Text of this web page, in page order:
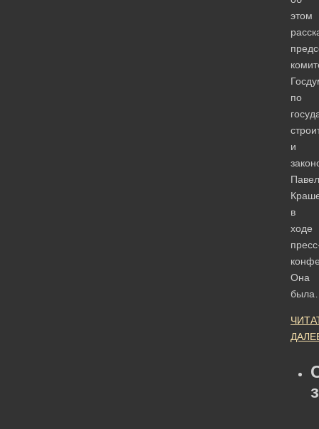
этом
по
и
Павел
в
ходе
Она